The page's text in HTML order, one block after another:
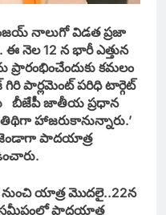
నాలుగోవిడత ప్రజా
ఈ నెల 12 న భారీ ఎత్తున
కమలం
పార్లమెంట్ పరిధి టార్గెట్
బీజేపీ జాతీయ ప్రధాన
హాజరుకానున్నారు.’
పాదయాత్ర
నుంచి యాత్ర మొదలై..22న
సమీపంలో పాదయాత్ర